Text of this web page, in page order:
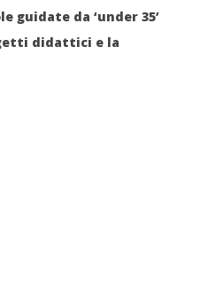
guidate da ‘under 35’
didattici e la